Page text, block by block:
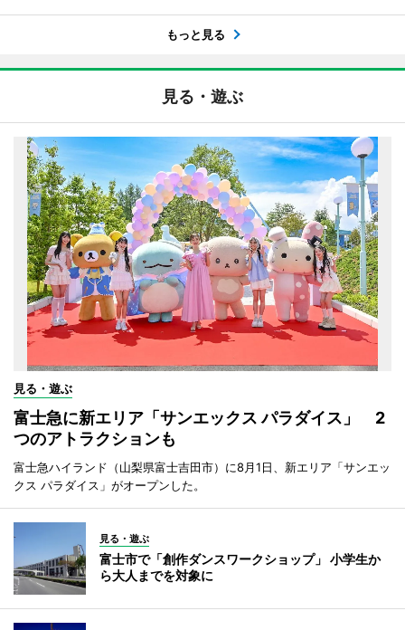
もっと見る
見る・遊ぶ
見る・遊ぶ
富士急に新エリア「サンエックス パラダイス」 2
つのアトラクションも
富士急ハイランド（山梨県富士吉田市）に8月1日、新エリア「サンエッ
クス パラダイス」がオープンした。
見る・遊ぶ
富士市で「創作ダンスワークショップ」 小学生か
ら大人までを対象に